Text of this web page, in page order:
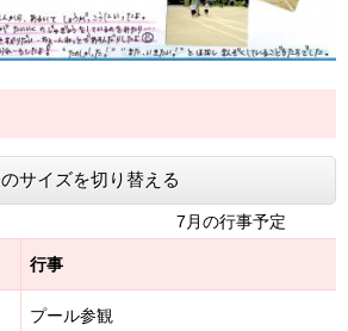
サイズを切り替える
7月の行事予定
行事
プール参観